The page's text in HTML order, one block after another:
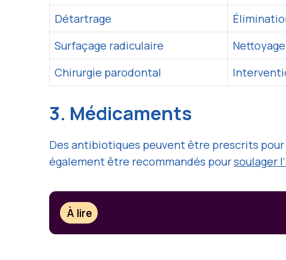
Détartrage
Surfaçage radiculaire
Chirurgie parodontal
3. Médicaments
Des antibiotiques peuvent être prescrits
également être recommandés poursoulager
À lire